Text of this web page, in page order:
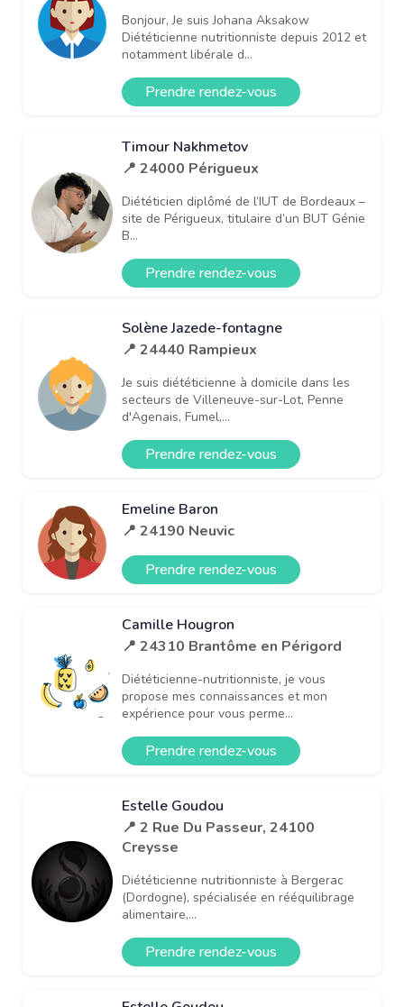
Bonjour, Je suis Johana Aksakow
Diététicienne nutritionniste depuis 2012 et
notamment libérale d...
Prendre rendez-vous
Timour Nakhmetov
📍 24000 Périgueux
Diététicien diplômé de l’IUT de Bordeaux –
site de Périgueux, titulaire d’un BUT Génie
B...
Prendre rendez-vous
Solène Jazede-fontagne
📍 24440 Rampieux
Je suis diététicienne à domicile dans les
secteurs de Villeneuve-sur-Lot, Penne
d'Agenais, Fumel,...
Prendre rendez-vous
Emeline Baron
📍 24190 Neuvic
Prendre rendez-vous
Camille Hougron
📍 24310 Brantôme en Périgord
Diététicienne-nutritionniste, je vous
propose mes connaissances et mon
expérience pour vous perme...
Prendre rendez-vous
Estelle Goudou
📍 2 Rue Du Passeur, 24100
Creysse
Diététicienne nutritionniste à Bergerac
(Dordogne), spécialisée en rééquilibrage
alimentaire,...
Prendre rendez-vous